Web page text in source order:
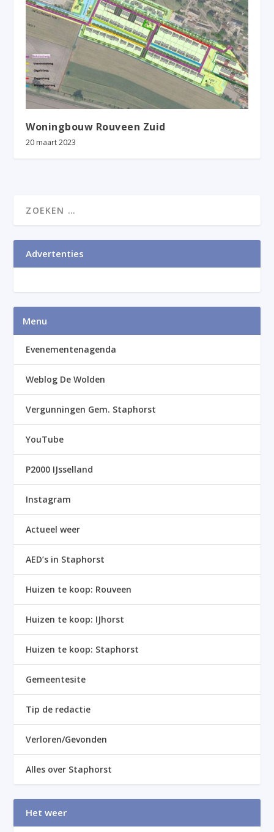
Woningbouw Rouveen Zuid
20 maart 2023
Advertenties
Menu
Evenementenagenda
Weblog De Wolden
Vergunningen Gem. Staphorst
YouTube
P2000 IJsselland
Instagram
Actueel weer
AED’s in Staphorst
Huizen te koop: Rouveen
Huizen te koop: IJhorst
Huizen te koop: Staphorst
Gemeentesite
Tip de redactie
Verloren/Gevonden
Alles over Staphorst
Het weer